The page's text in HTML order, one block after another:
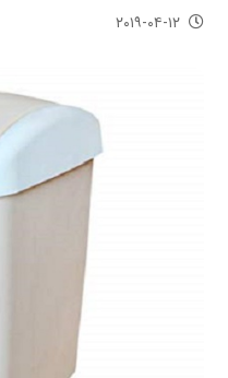
۲۰۱۹-۰۴-۱۲